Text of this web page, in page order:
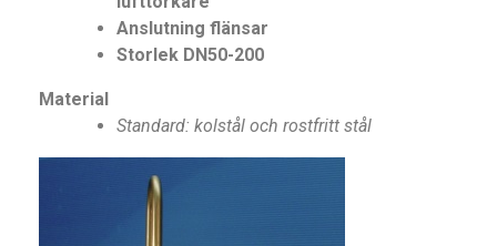
Anslutning flänsar
Storlek DN50-200
Material
Standard: kolstål och rostfritt stål